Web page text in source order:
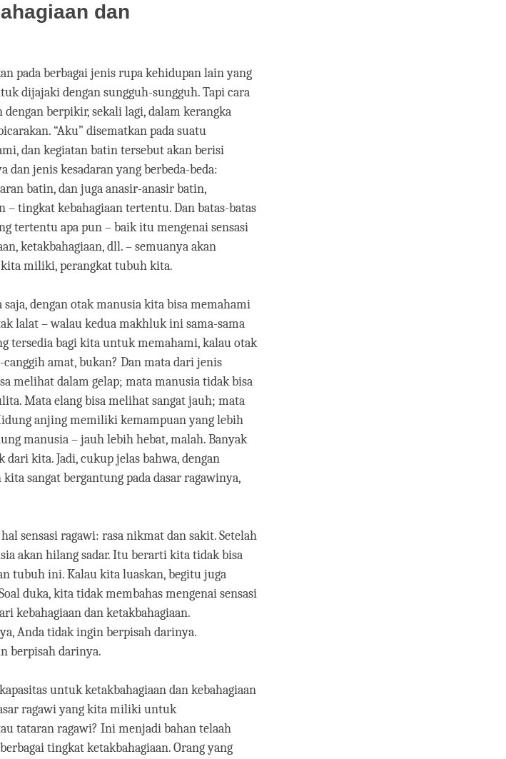
dan
pada berbagai jenis rupa kehidupan lain yang
dijajaki dengan sungguh-sungguh. Tapi cara
berpikir, sekali lagi, dalam kerangka
“Aku” disematkan pada suatu
dan kegiatan batin tersebut akan berisi
jenis kesadaran yang berbeda-beda:
batin, dan juga anasir-anasir batin,
– tingkat kebahagiaan tertentu. Dan batas-batas
tertentu apa pun – baik itu mengenai sensasi
ketakbahagiaan, dll. – semuanya akan
kita miliki, perangkat tubuh kita.
dengan otak manusia kita bisa memahami
lalat – walau kedua makhluk ini sama-sama
tersedia bagi kita untuk memahami, kalau otak
amat, bukan? Dan mata dari jenis
melihat dalam gelap; mata manusia tidak bisa
Mata elang bisa melihat sangat jauh; mata
anjing memiliki kemampuan yang lebih
manusia – jauh lebih hebat, malah. Banyak
kita. Jadi, cukup jelas bahwa, dengan
sangat bergantung pada dasar ragawinya,
sensasi ragawi: rasa nikmat dan sakit. Setelah
akan hilang sadar. Itu berarti kita tidak bisa
tubuh ini. Kalau kita luaskan, begitu juga
duka, kita tidak membahas mengenai sensasi
kebahagiaan dan ketakbahagiaan.
Anda tidak ingin berpisah darinya.
berpisah darinya.
untuk ketakbahagiaan dan kebahagiaan
ragawi yang kita miliki untuk
tataran ragawi? Ini menjadi bahan telaah
tingkat ketakbahagiaan. Orang yang